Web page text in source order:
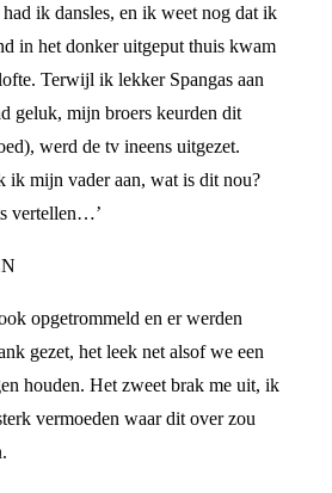
ik dansles, en ik weet nog dat ik
in het donker uitgeput thuis kwam
Terwijl ik lekker Spangas aan
geluk, mijn broers keurden dit
werd de tv ineens uitgezet.
ik mijn vader aan, wat is dit nou?
vertellen…’
opgetrommeld en er werden
gezet, het leek net alsof we een
houden. Het zweet brak me uit, ik
vermoeden waar dit over zou